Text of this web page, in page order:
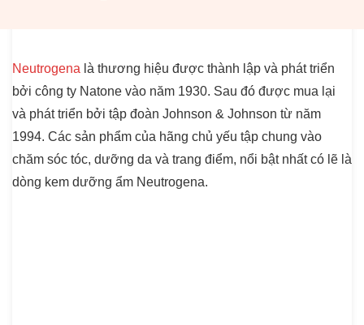
Neutrogena là thương hiệu được thành lập và phát triển
bởi công ty Natone vào năm 1930. Sau đó được mua lại
và phát triển bởi tập đoàn Johnson & Johnson từ năm
1994. Các sản phẩm của hãng chủ yếu tập chung vào
chăm sóc tóc, dưỡng da và trang điểm, nổi bật nhất có lẽ là
dòng kem dưỡng ẩm Neutrogena.